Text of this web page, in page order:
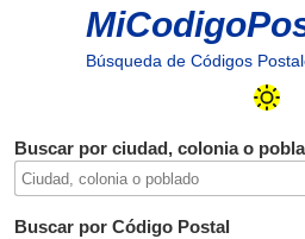
Búsqueda de Códigos
Buscar por ciudad, colonia o
Buscar por Código Postal